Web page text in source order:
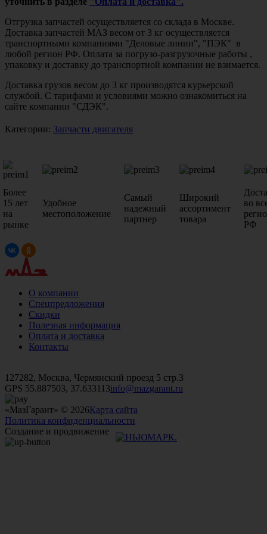
Отгрузка запчастей осуществляется со склада в Москве.
Доставка запчастей МАЗ весом от 3 кг осуществляется
транспортными компаниями "Деловые линии", "ПЭК" в
любой регион РФ. Оплата за погрузо-разгрузочные работы ,
упаковку и доставку до транспортной компании не взимается.
Доставка грузов весом до 3 кг производятся курьерской
службой. С тарифами и условиями можно ознакомиться на
сайте компании "СДЭК".
Категории: Запчасти двигателя
Более
15 лет
на
рынке
Удобное
местоположение
Самый
надежный
партнер
Широкий
ассортимент
товара
во
РФ
О компании
Спецпредложения
Скидки
Полезная информация
Оплата и доставка
Контакты
127282, Москва, Чермянский проезд 5 стр.3
GPS 55.887503, 37.633113info@mazgarant.ru
«МазГарант» © 2026Карта сайта
Политика конфиденциальности
Создание и продвижение